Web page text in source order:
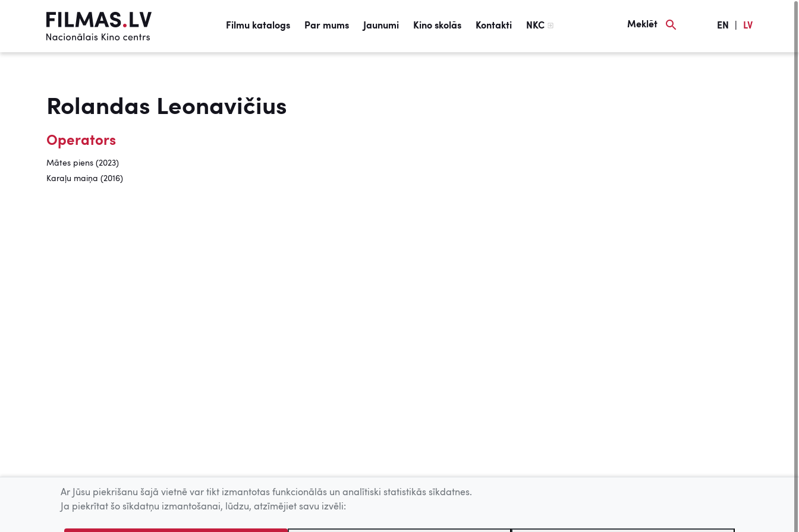
Filmu katalogs Par mums Jaunumi Kino skolās Kontakti NKC Meklēt EN LV
Rolandas Leonavičius
Operators
Mātes piens (2023)
Karaļu maiņa (2016)
Ar Jūsu piekrišanu šajā vietnē var tikt izmantotas funkcionālās un analītiski statistikās sīkdatnes.
Ja piekrītat šo sīkdatņu izmantošanai, lūdzu, atzīmējiet savu izvēli: